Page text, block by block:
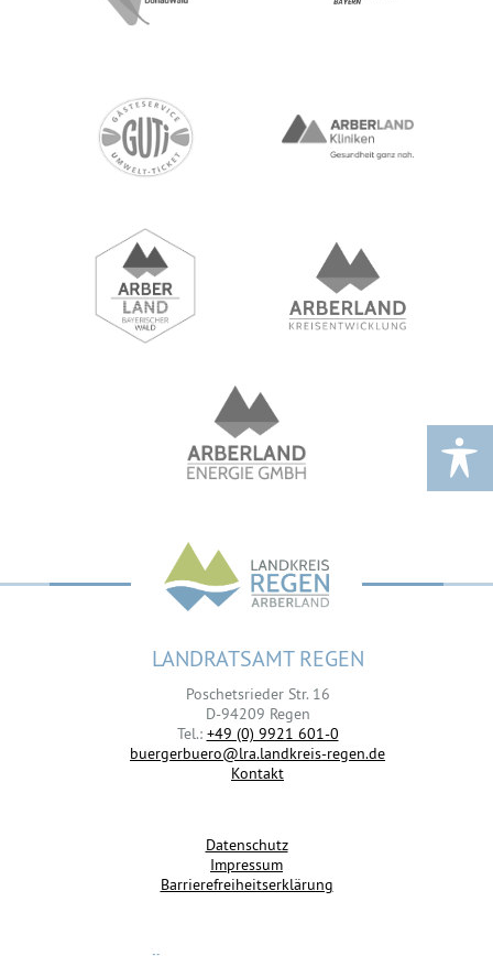
LANDRATSAMT REGEN
Poschetsrieder Str. 16
D-94209 Regen
Tel.: +49 (0) 9921 601-0
buergerbuero@lra.landkreis-regen.de
Kontakt
Datenschutz
Impressum
Barrierefreiheitserklärung